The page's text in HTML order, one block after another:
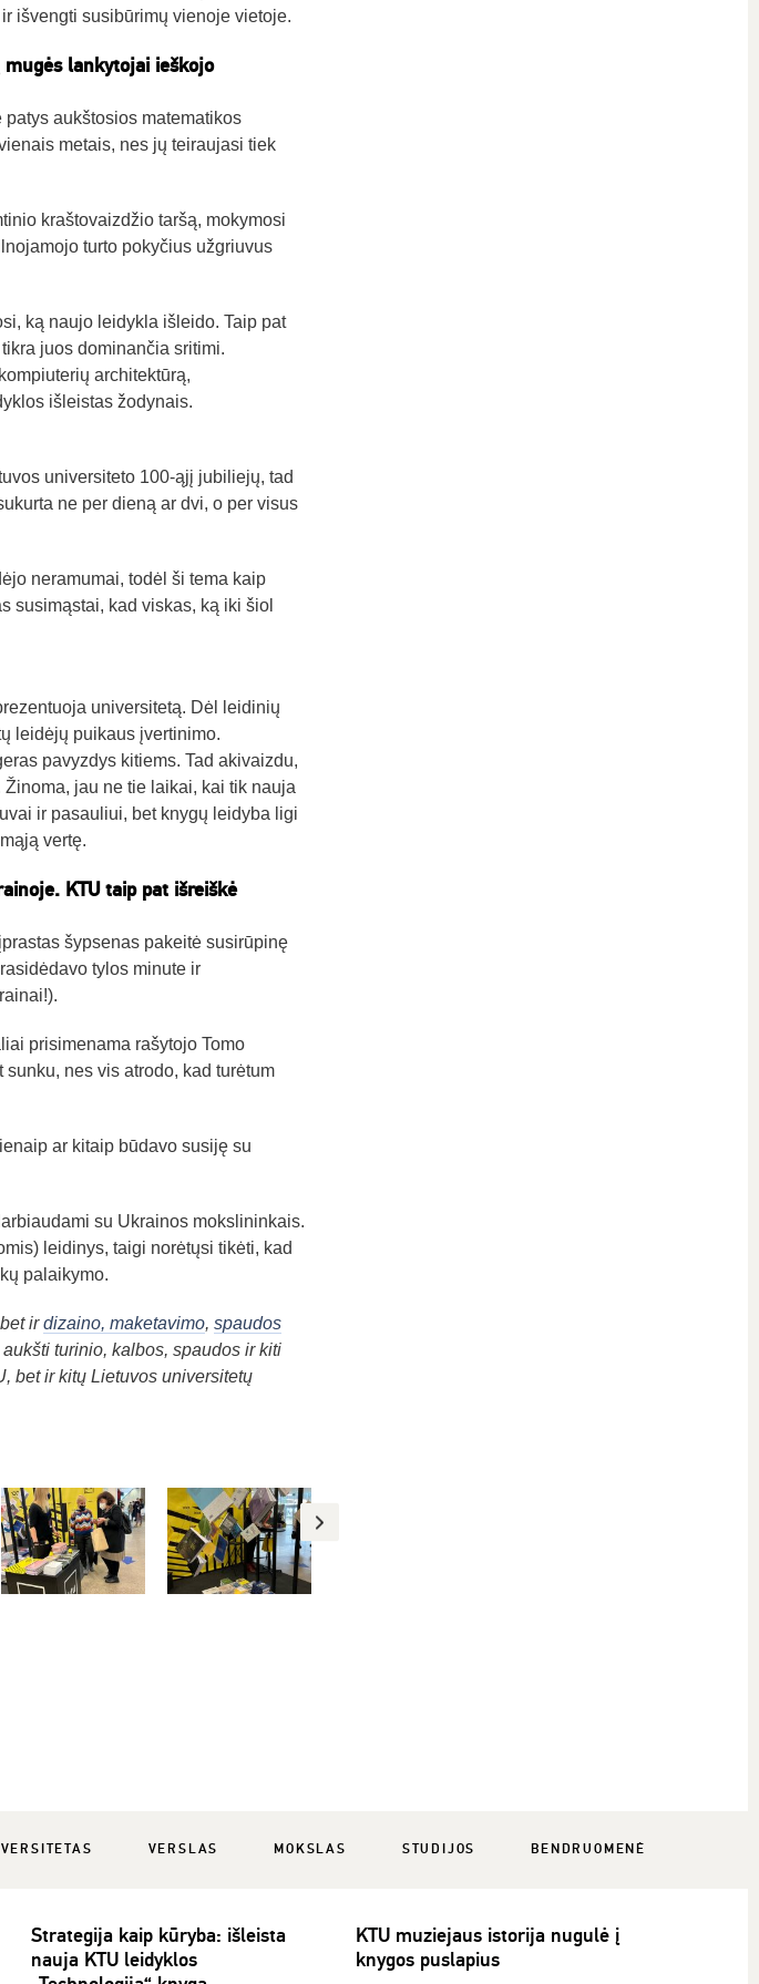
išvengti susibūrimų vienoje vietoje.
lankytojai ieškojo
aukštosios matematikos
metais, nes jų teiraujasi tiek
kraštovaizdžio taršą, mokymosi
turto pokyčius užgriuvus
ką naujo leidykla išleido. Taip pat
juos dominančia sritimi.
architektūrą,
išleistas žodynais.
universiteto 100-ąjį jubiliejų, tad
ne per dieną ar dvi, o per visus
neramumai, todėl ši tema kaip
susimąstai, kad viskas, ką iki šiol
universitetą. Dėl leidinių
leidėjų puikaus įvertinimo.
pavyzdys kitiems. Tad akivaizdu,
jau ne tie laikai, kai tik nauja
ir pasauliui, bet knygų leidyba ligi
vertę.
KTU taip pat išreiškė
šypsenas pakeitė susirūpinę
tylos minute ir
prisimenama rašytojo Tomo
nes vis atrodo, kad turėtum
ar kitaip būdavo susiję su
su Ukrainos mokslininkais.
leidinys, taigi norėtųsi tikėti, kad
palaikymo.
irdizaino, maketavimo, spaudos
turinio, kalbos, spaudos ir kiti
bet ir kitų Lietuvos universitetų
VERSLAS MOKSLAS STUDIJOS BENDRUOMENĖ
Strategija kaip kūryba: išleista
nauja KTU leidyklos
KTU muziejaus istorija nugulė į
knygos puslapius